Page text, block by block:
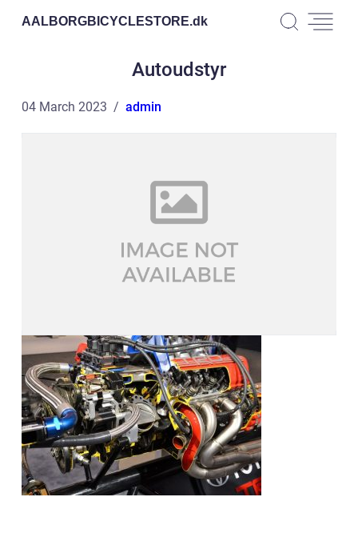
AALBORGBICYCLESTORE.dk
Autoudstyr
04 March 2023 admin